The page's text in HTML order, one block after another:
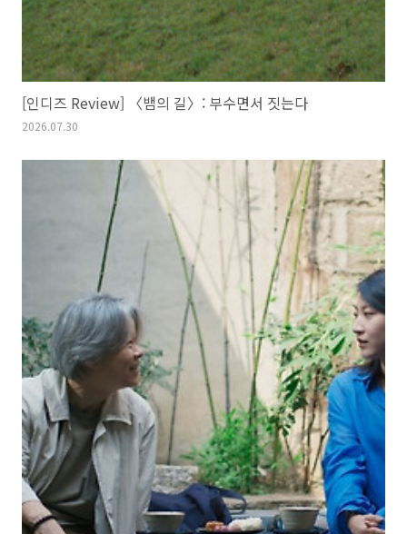
[인디즈 Review] 〈뱀의 길〉: 부수면서 짓는다
2026.07.30